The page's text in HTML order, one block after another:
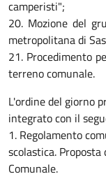
camperisti";
20. Mozione del
metropolitana di
21. Procedimento
terreno comunale.
L'ordine del giorno
integrato con il
1. Regolamento
scolastica.
Comunale.